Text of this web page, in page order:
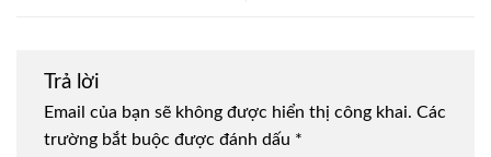
Trả lời
Email của bạn sẽ không được hiển thị công khai. Các
trường bắt buộc được đánh dấu *